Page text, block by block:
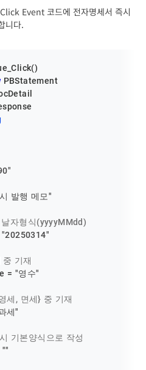
Event 코드에 전자명세서 즉시
니다.
PBStatement
발행 메모"
자형식(yyyyMMdd)
"20250314"
기재
=
"영수"
세, 면세} 중 기재
세"
기본양식으로 작성
""